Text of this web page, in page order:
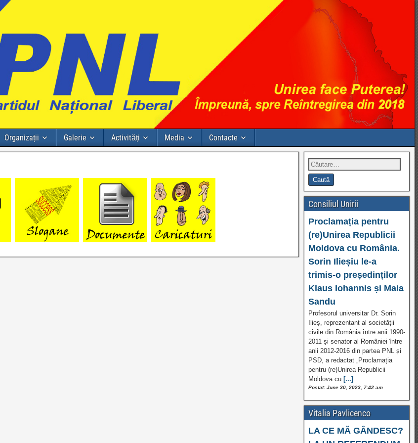
Organizații Galerie Activități Media Contacte
Consiliul Unirii
Proclamația pentru
(re)Unirea Republicii
Moldova cu România.
Sorin Ilieșiu le-a
trimis-o președinților
Klaus Iohannis și Maia
Sandu
Profesorul universitar Dr. Sorin
Ilieș, reprezentant al societății
civile din România între anii 1990-
2011 și senator al României între
anii 2012-2016 din partea PNL și
PSD, a redactat „Proclamația
pentru (re)Unirea Republicii
Moldova cu [...]
Postat: June 30, 2023, 7:42 am
Vitalia Pavlicenco
LA CE MĂ GÂNDESC?